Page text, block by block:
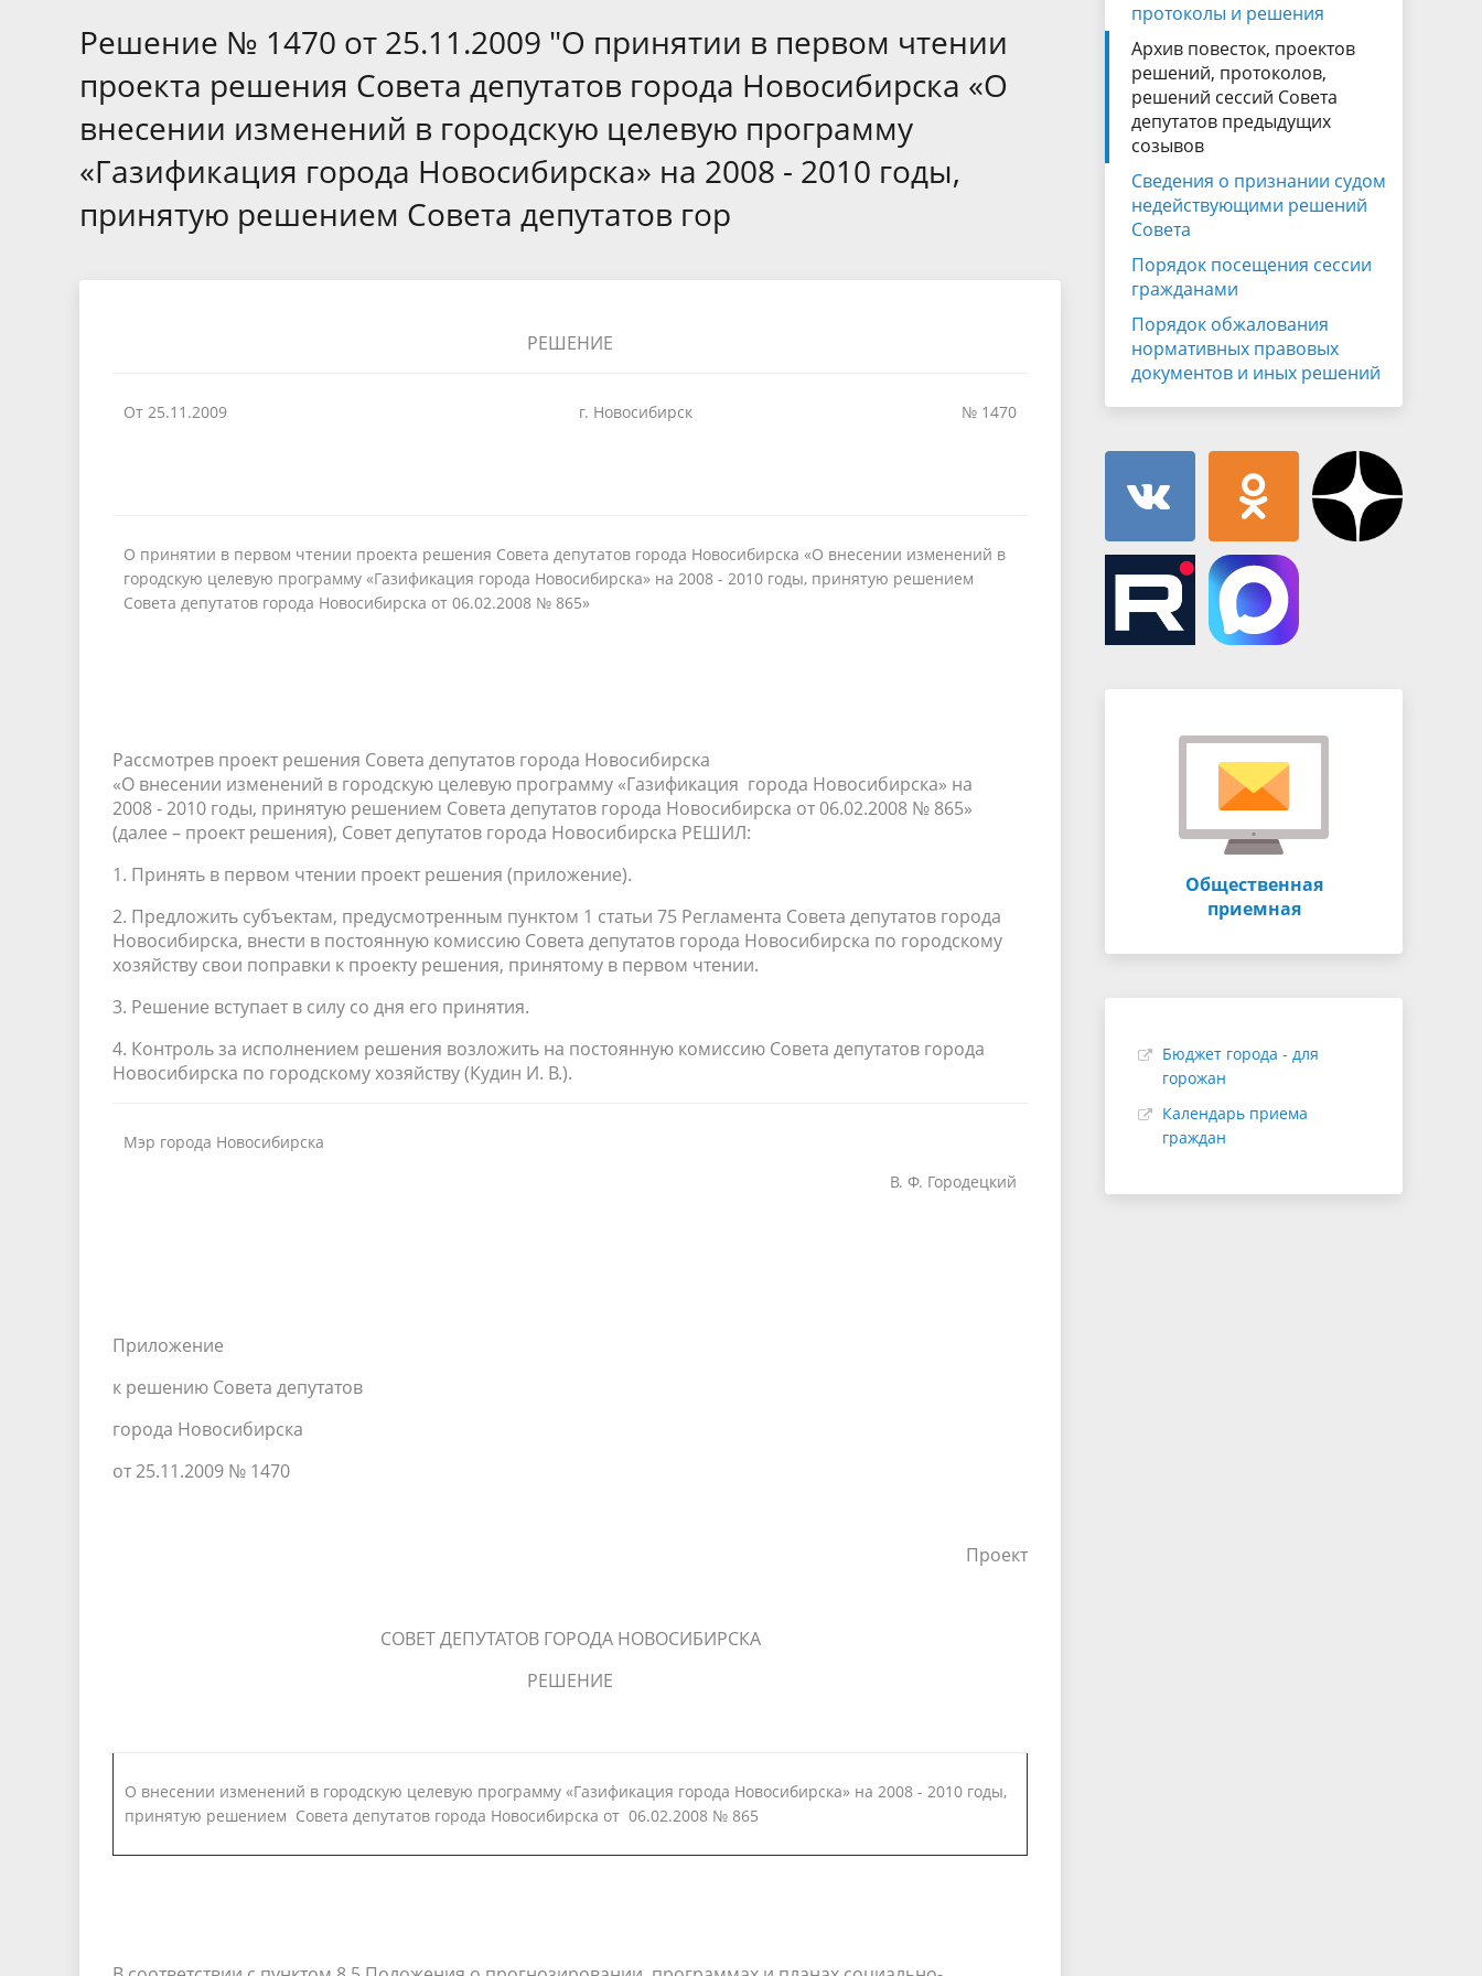
Муниципальная служба
Отчет о работе
Информация о проверках Контакты Объявления
депутатов предыдущих созывов
Порядок обжалования нормативных
правовых документов и иных
имущественного характера
муниципальной службы
фактах коррупции
Сведения об использовании Советом
выделяемых бюджетных средств
Информационные материалы
Решение № 1470 от 25.11.2009 "О принятии в первом чтении
проекта решения Совета депутатов города Новосибирска «О
внесении изменений в городскую целевую программу
«Газификация города Новосибирска» на 2008 - 2010 годы,
принятую решением Совета депутатов гор
РЕШЕНИЕ
От 25.11.2009 г. Новосибирск № 1470
О принятии в первом чтении проекта решения Совета депутатов города Новосибирска «О внесении изменений в
городскую целевую программу «Газификация города Новосибирска» на 2008 - 2010 годы, принятую решением
Совета депутатов города Новосибирска от 06.02.2008 № 865»
Рассмотрев проект решения Совета депутатов города Новосибирска
«О внесении изменений в городскую целевую программу «Газификация города Новосибирска» на
2008 - 2010 годы, принятую решением Совета депутатов города Новосибирска от 06.02.2008 № 865»
(далее – проект решения), Совет депутатов города Новосибирска РЕШИЛ:
1. Принять в первом чтении проект решения (приложение).
2. Предложить субъектам, предусмотренным пунктом 1 статьи 75 Регламента Совета депутатов города
Новосибирска, внести в постоянную комиссию Совета депутатов города Новосибирска по городскому
хозяйству свои поправки к проекту решения, принятому в первом чтении.
3. Решение вступает в силу со дня его принятия.
4. Контроль за исполнением решения возложить на постоянную комиссию Совета депутатов города
Новосибирска по городскому хозяйству (Кудин И. В.).
Мэр города Новосибирска
В. Ф. Городецкий
Приложение
к решению Совета депутатов
города Новосибирска
от 25.11.2009 № 1470
Проект
СОВЕТ ДЕПУТАТОВ ГОРОДА НОВОСИБИРСКА
РЕШЕНИЕ
О внесении изменений в городскую целевую программу «Газификация города Новосибирска» на 2008 - 2010 годы,
принятую решением Совета депутатов города Новосибирска от 06.02.2008 № 865
протоколы и решения
Архив повесток, проектов
решений, протоколов,
решений сессий Совета
депутатов предыдущих
созывов
Сведения о признании судом
недействующими решений
Совета
Порядок посещения сессии
гражданами
Порядок обжалования
нормативных правовых
документов и иных решений
Общественная
приемная
Бюджет города - для
горожан
Календарь приема
граждан